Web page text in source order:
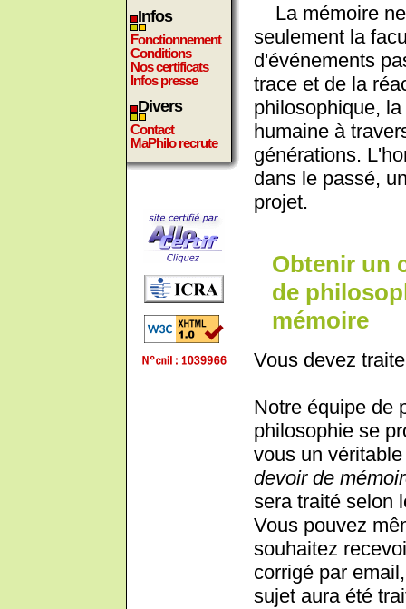
Infos
Fonctionnement
Conditions
Nos certificats
Infos presse
Divers
Contact
MaPhilo recrute
La mémoire
seulement la
d'événements
trace et de la
philosophique,
humaine à
générations.
dans le passé,
projet.
Obtenir un
de
mémoire
Vous devez
Notre équipe de
philosophie se
vous un
devoir de
sera traité selon
Vous pouvez
souhaitez
corrigé par
sujet aura été